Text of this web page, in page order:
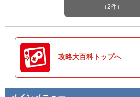
（2件）
攻略大百科トップへ